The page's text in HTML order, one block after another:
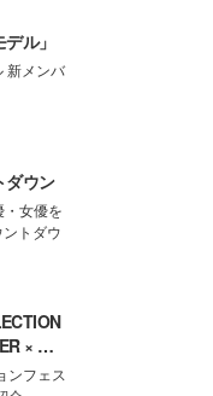
ル」
新メンバ
ダウン
女優を
トダウ
× モ
ンフェス